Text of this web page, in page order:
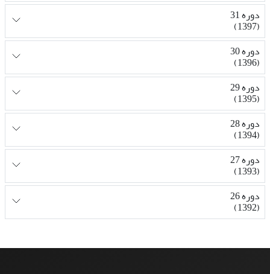
دوره 31
(1397)
دوره 30
(1396)
دوره 29
(1395)
دوره 28
(1394)
دوره 27
(1393)
دوره 26
(1392)